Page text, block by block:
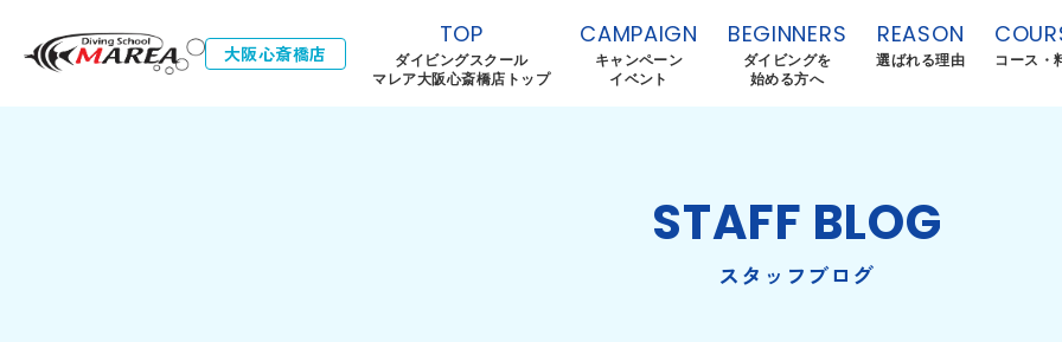
大阪心斎橋店
TOP
ダイビングスクール
マレア大阪心斎橋店トップ
CAMPAIGN
キャンペーン
イベント
BEGINNERS
ダイビングを
始める方へ
REASON
選ばれる理由 コース・
STAFF BLOG
スタッフブログ